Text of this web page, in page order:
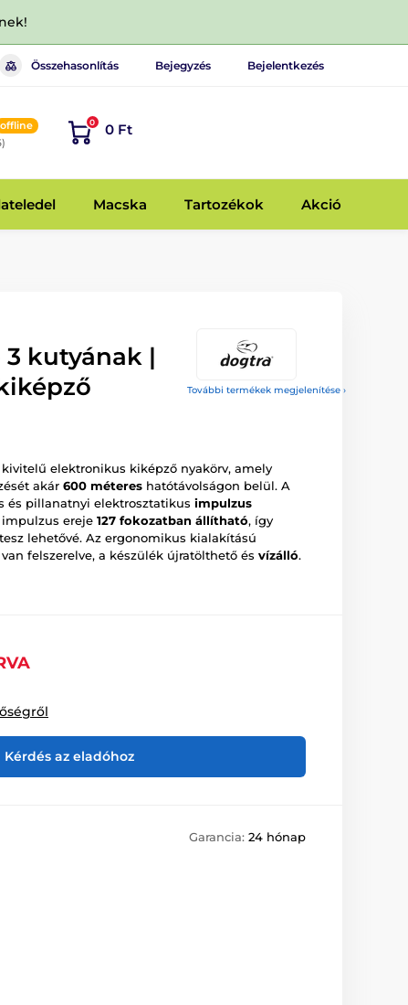
Összehasonlítás Bejegyzés Bejelentkezés
offline 0 0 Ft
Macska Tartozékok Akció
További termékek megjelenítése ›
3 kutyának |
elektronikus kiképző nyakörv, amely
akár 600 méteres hatótávolságon belül. A
és pillanatnyi elektrosztatikus impulzus
ereje 127 fokozatban állítható, így
lehetővé. Az ergonomikus kialakítású
felszerelve, a készülék újratölthető és vízálló.
Kérdés az eladóhoz
Garancia: 24 hónap